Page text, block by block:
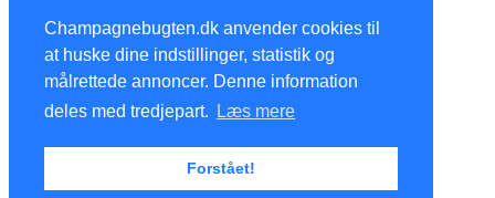
Champagnebugten.dk anvender cookies til
at huske dine indstillinger, statistik og
målrettede annoncer. Denne information
deles med tredjepart.
Læs mere
Forstået!